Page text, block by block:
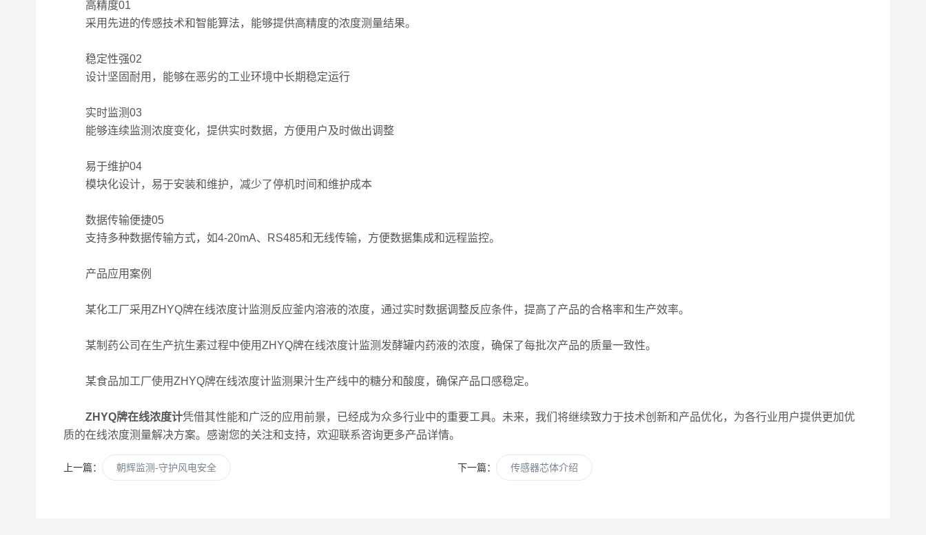
高精度01
采用先进的传感技术和智能算法，能够提供高精度的浓度测量结果。
稳定性强02
设计坚固耐用，能够在恶劣的工业环境中长期稳定运行
实时监测03
能够连续监测浓度变化，提供实时数据，方便用户及时做出调整
易于维护04
模块化设计，易于安装和维护，减少了停机时间和维护成本
数据传输便捷05
支持多种数据传输方式，如4-20mA、RS485和无线传输，方便数据集成和远程监控。
产品应用案例
某化工厂采用ZHYQ牌在线浓度计监测反应釜内溶液的浓度，通过实时数据调整反应条件，提高了产品的合格率和生产效率。
某制药公司在生产抗生素过程中使用ZHYQ牌在线浓度计监测发酵罐内药液的浓度，确保了每批次产品的质量一致性。
某食品加工厂使用ZHYQ牌在线浓度计监测果汁生产线中的糖分和酸度，确保产品口感稳定。
ZHYQ牌在线浓度计凭借其性能和广泛的应用前景，已经成为众多行业中的重要工具。未来，我们将继续致力于技术创新和产品优化，为各行业用户提供更加优
质的在线浓度测量解决方案。感谢您的关注和支持，欢迎联系咨询更多产品详情。
上一篇： 朝辉监测-守护风电安全 下一篇： 传感器芯体介绍